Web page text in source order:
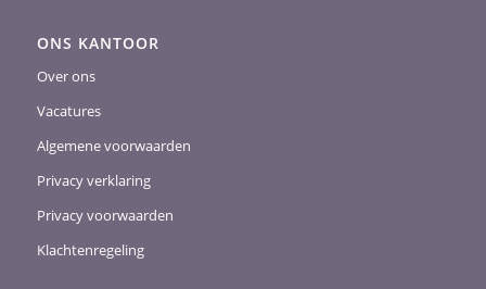
ONS KANTOOR
Over ons
Vacatures
Algemene voorwaarden
Privacy verklaring
Privacy voorwaarden
Klachtenregeling